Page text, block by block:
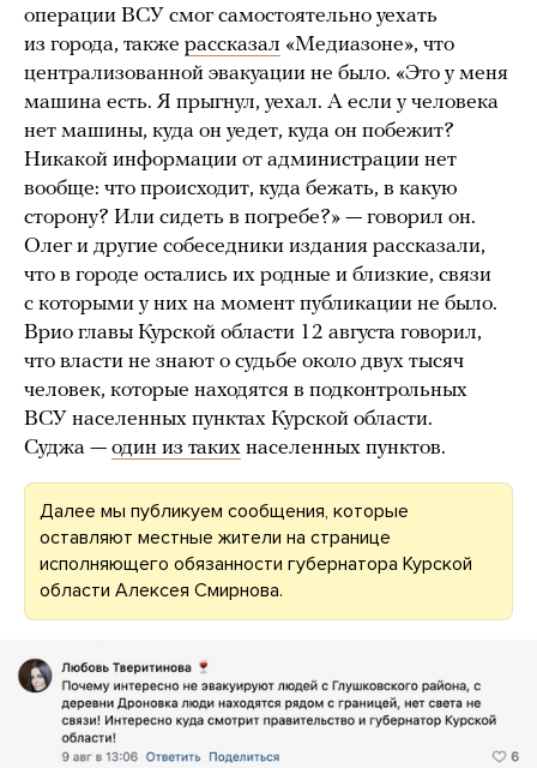
операции ВСУ смог самостоятельно уехать
из города, также рассказал «Медиазоне», что
централизованной эвакуации не было. «Это у меня
машина есть. Я прыгнул, уехал. А если у человека
нет машины, куда он уедет, куда он побежит?
Никакой информации от администрации нет
вообще: что происходит, куда бежать, в какую
сторону? Или сидеть в погребе?» — говорил он.
Олег и другие собеседники издания рассказали,
что в городе остались их родные и близкие, связи
с которыми у них на момент публикации не было.
Врио главы Курской области 12 августа говорил,
что власти не знают о судьбе около двух тысяч
человек, которые находятся в подконтрольных
ВСУ населенных пунктах Курской области.
Суджа — один из таких населенных пунктов.
Далее мы публикуем сообщения, которые
оставляют местные жители на странице
исполняющего обязанности губернатора Курской
области Алексея Смирнова.